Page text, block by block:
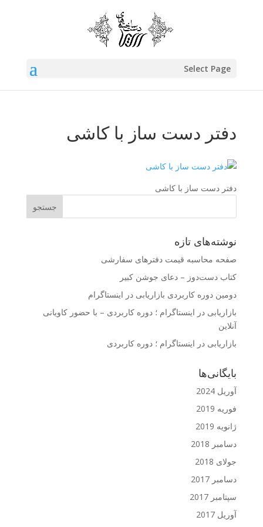
Select Page
دفتر دست ساز با کاشی
دفتر دست ساز با کاشی
نوشته‌های تازه
صفحه محاسبه قیمت دفترهای سفارشی
کتاب دست‌دوز – دعای جوشن کبیر
دومین دوره کاربردی بازاریابی در اینستاگرام
بازاریابی در اینستاگرام ؛ دوره کاربردی – با حضور کاویانی
آنلاین
بازاریابی در اینستاگرام ؛ دوره کاربردی
بایگانی‌ها
آوریل 2024
فوریه 2019
ژانویه 2019
دسامبر 2018
جولای 2018
دسامبر 2017
سپتامبر 2017
آوریل 2017